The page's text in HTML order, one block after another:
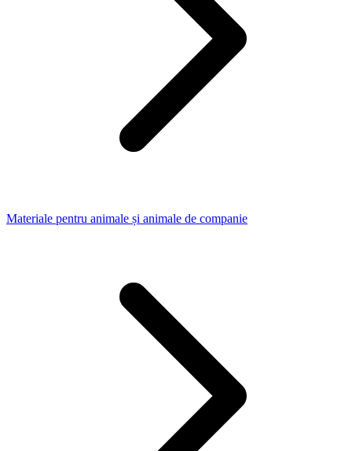
Materiale pentru animale și animale de companie